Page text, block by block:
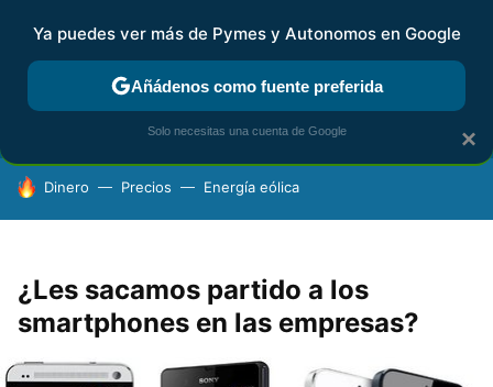
FISCALIDAD Y CONTABILIDAD KIT DIGITAL RENTA
HOY SE HABLA DE
Dinero Precios Energía eólica
¿Les sacamos partido a los
smartphones en las empresas?
×
Ya puedes ver más de Pymes y Autonomos en Google
Añádenos como fuente preferida
Solo necesitas una cuenta de Google